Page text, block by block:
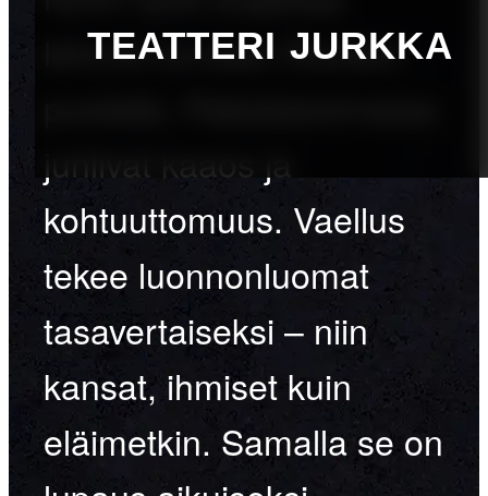
TEATTERI JURKKA
lehmiä turvaan Ruotsin
juhlivat kaaos ja
kohtuuttomuus. Vaellus
tekee luonnonluomat
tasavertaiseksi – niin
kansat, ihmiset kuin
eläimetkin. Samalla se on